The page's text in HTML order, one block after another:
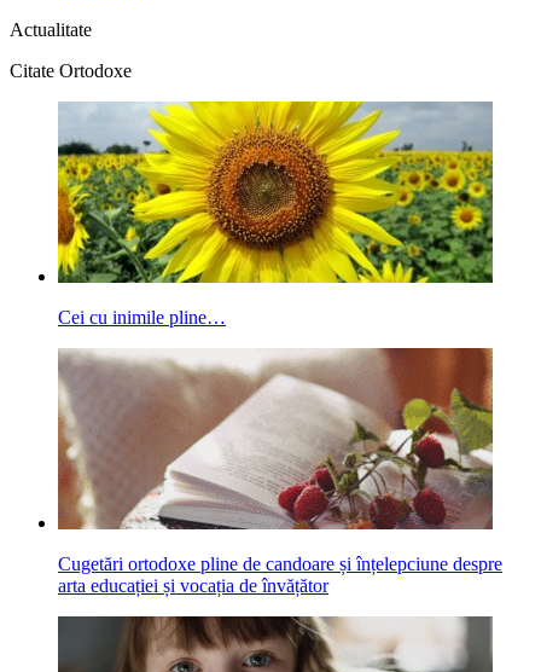
Actualitate
Citate Ortodoxe
Cei cu inimile pline…
Cugetări ortodoxe pline de candoare și înțelepciune despre
arta educației și vocația de învățător